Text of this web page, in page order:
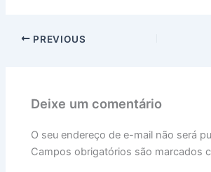
PREVIOUS
Deixe um comentário
O seu endereço de e-mail não será
Campos obrigatórios são marcados